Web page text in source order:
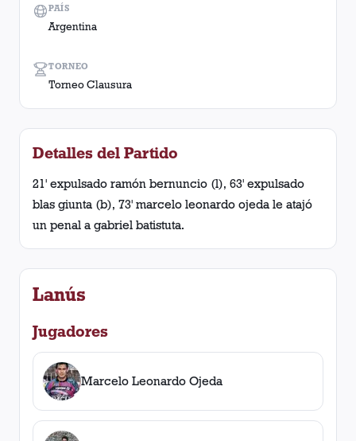
TORNEO
Torneo Clausura
PAÍS
Argentina
Detalles del Partido
21' expulsado ramón bernuncio (l), 63' expulsado
blas giunta (b), 73' marcelo leonardo ojeda le atajó
un penal a gabriel batistuta.
Lanús
Jugadores
Marcelo Leonardo Ojeda